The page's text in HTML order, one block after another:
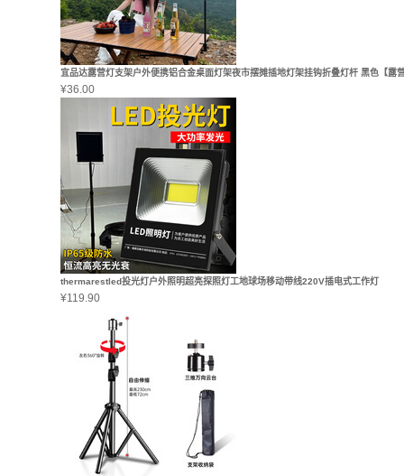
宜品达露营灯支架户外便携铝合金桌面灯架夜市摆摊插地灯架挂钩折叠灯杆 黑色【露
¥36.00
thermarestled投光灯户外照明超亮探照灯工地球场移动带线220V插电式工作灯
¥119.90